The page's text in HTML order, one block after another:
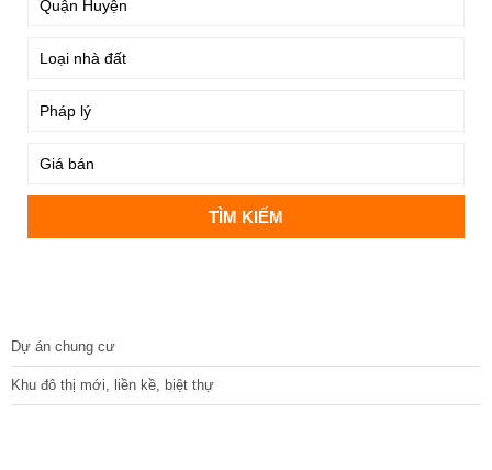
Dự án chung cư
Khu đô thị mới, liền kề, biệt thự